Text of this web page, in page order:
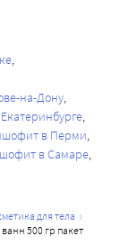
на-Дону
в Перми
в Самаре
для тела
500 гр пакет